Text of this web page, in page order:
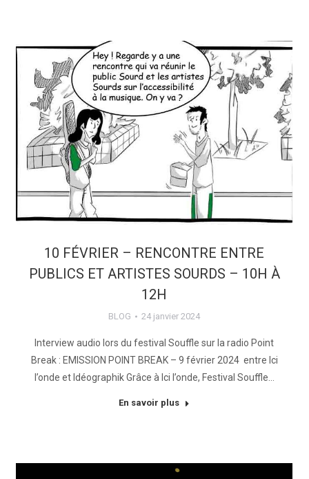
10 FÉVRIER – RENCONTRE ENTRE
PUBLICS ET ARTISTES SOURDS – 10H À
12H
BLOG 24 janvier 2024
Interview audio lors du festival Souffle sur la radio Point
Break : EMISSION POINT BREAK – 9 février 2024 entre Ici
l’onde et Idéographik Grâce à Ici l’onde, Festival Souffle…
En savoir plus